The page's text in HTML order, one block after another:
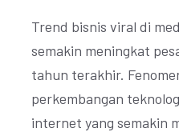
Trend bisnis viral di
semakin meningkat
tahun terakhir.
perkembangan
internet yang semakin